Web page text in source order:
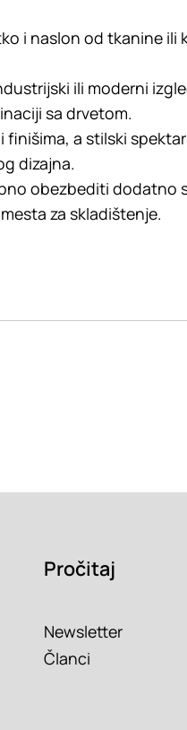
i naslon od tkanine ili
ili moderni
sa drvetom.
a stilski
dizajna.
obezbediti dodatno
za skladištenje.
Pročitaj
Newsletter
Članci